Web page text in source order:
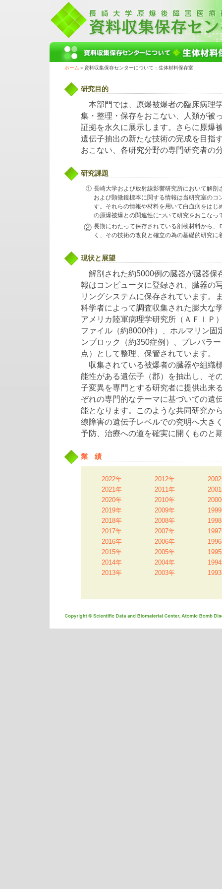
ホーム ＞資料収集保存センターについて：生体材料保存室
研究目的
本部門では、原爆被爆者の臨床病理
集・整理・保存をおこない、人類が被
証拠を永久に展示します。さらに原爆
遺伝子抽出の新たな技術の完成を目指
おこない、各研究分野の専門研究者の
研究課題
① 長崎大学および放射線影響研究所において解
および顕微鏡標本に関する情報は当研究室の
す。それらの情報や材料を用いて白血病をは
の原爆被爆との関連性について研究をおこなっ
② 長期にわたって保存されている剖検材料から
く、その技術の改良と確立の為の基礎的研究に
現状と展望
解剖された約5000例の臓器が臓器保
報はコンピュータに登録され、臓器の
リングシステムに保存されています。
科学者によって調査収集された膨大な
アメリカ陸軍病理学研究所（ＡＦＩＰ
ファイル（約8000件）、ホルマリン固
ンブロック（約350症例）、プレパラ
点）として整理、保管されています。
収集されている被爆者の臓器や組織
能性がある遺伝子（郡）を抽出し、そ
子変異を専門とする研究者に提供出来
ぞれの専門的なテーマに基づいての遺
能となります。このような共同研究か
線障害の遺伝子レベルでの究明へ大き
予防、治療への道を確実に開くものと
業 績
2022年 2012年
2021年
2011年
2020年
2010年
2019年
2009年
2018年
2008年
2017年
2007年
2016年
2006年
2015年
2005年
2014年
2004年
2013年
2003年